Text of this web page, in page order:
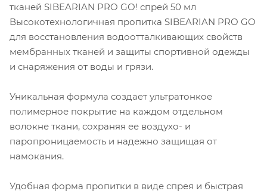
тканей SIBEARIAN PRO GO! спрей 50 мл
Высокотехнологичная пропитка SIBEARIAN PRO GO
для восстановления водоотталкивающих свойств
мембранных тканей и защиты спортивной одежды
и снаряжения от воды и грязи.
Уникальная формула создает ультратонкое
полимерное покрытие на каждом отдельном
волокне ткани, сохраняя ее воздухо- и
паропроницаемость и надежно защищая от
намокания.
Удобная форма пропитки в виде спрея и быстрая